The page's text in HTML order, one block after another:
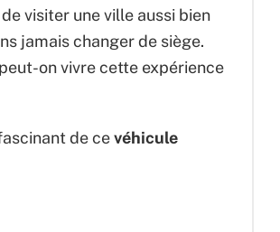
visiter une ville aussi bien
jamais changer de siège.
on vivre cette expérience
de cevéhicule